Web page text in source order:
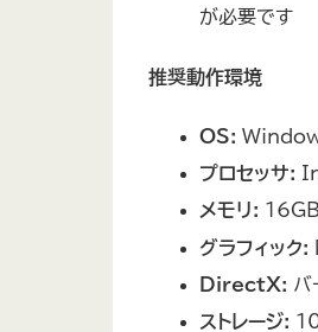
が必要です
推奨動作環境
OS:
プロセッサ:
メモリ:
グラフィック:
DirectX: バ
ストレージ: